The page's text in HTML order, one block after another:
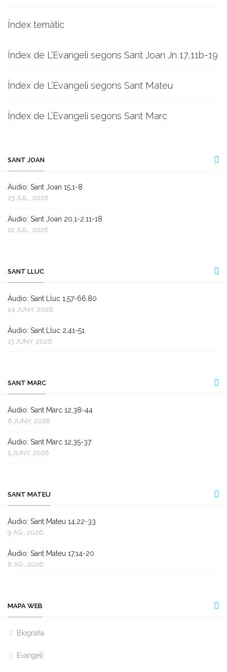
Índex temàtic
Índex de L’Evangeli segons Sant Joan Jn 17,11b-19
Índex de L’Evangeli segons Sant Mateu
Índex de L’Evangeli segons Sant Marc
SANT JOAN
Àudio: Sant Joan 15,1-8
23 JUL., 2026
Àudio: Sant Joan 20,1-2.11-18
22 JUL., 2026
SANT LLUC
Àudio: Sant Lluc 1,57-66.80
24 JUNY, 2026
Àudio: Sant Lluc 2,41-51
13 JUNY, 2026
SANT MARC
Àudio: Sant Marc 12,38-44
6 JUNY, 2026
Àudio: Sant Marc 12,35-37
5 JUNY, 2026
SANT MATEU
Àudio: Sant Mateu 14,22-33
9 AG., 2026
Àudio: Sant Mateu 17,14-20
8 AG., 2026
MAPA WEB
Biografia
Evangeli